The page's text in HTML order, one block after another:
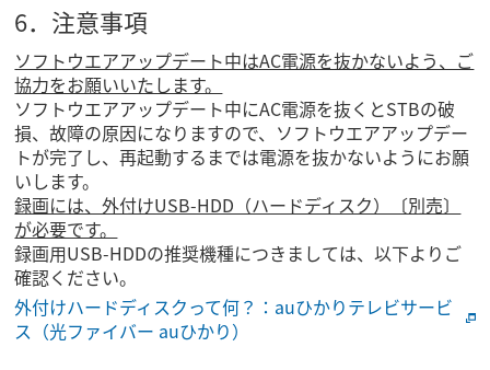
6．注意事項
ソフトウエアアップデート中はAC電源を抜かないよう、ご
協力をお願いいたします。
ソフトウエアアップデート中にAC電源を抜くとSTBの破
損、故障の原因になりますので、ソフトウエアアップデー
トが完了し、再起動するまでは電源を抜かないようにお願
いします。
録画には、外付けUSB-HDD（ハードディスク）〔別売〕
が必要です。
録画用USB-HDDの推奨機種につきましては、以下よりご
確認ください。
外付けハードディスクって何？：auひかりテレビサービ
ス（光ファイバー auひかり）